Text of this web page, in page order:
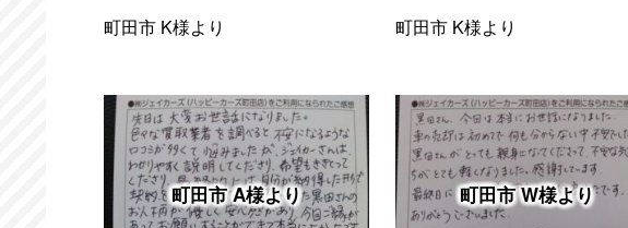
町田市 K様より 町田市 K様より
町田市 A様より 町田市 W様より